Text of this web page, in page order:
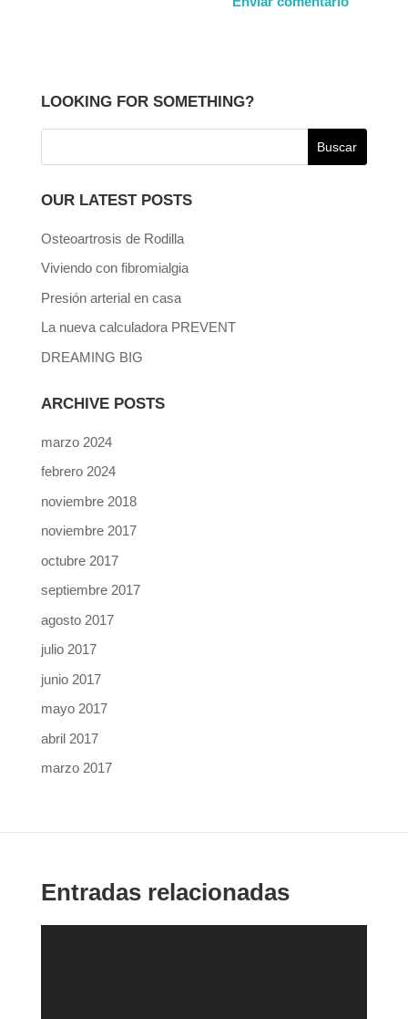
LOOKING FOR SOMETHING?
OUR LATEST POSTS
Osteoartrosis de Rodilla
Viviendo con fibromialgia
Presión arterial en casa
La nueva calculadora PREVENT
DREAMING BIG
ARCHIVE POSTS
marzo 2024
febrero 2024
noviembre 2018
noviembre 2017
octubre 2017
septiembre 2017
agosto 2017
julio 2017
junio 2017
mayo 2017
abril 2017
marzo 2017
Entradas relacionadas